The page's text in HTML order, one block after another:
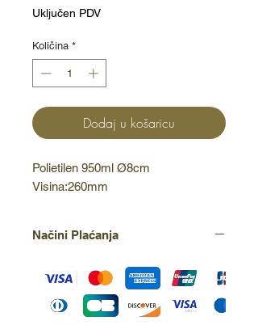
Uključen PDV
Količina *
Dodaj u košaricu
Polietilen 950ml Ø8cm
Visina:260mm
Načini Plaćanja